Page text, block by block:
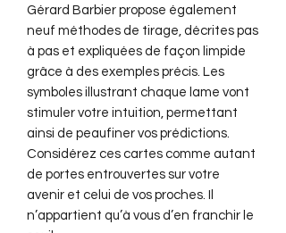
Gérard Barbier propose également
neuf méthodes de tirage, décrites pas
à pas et expliquées de façon limpide
grâce à des exemples précis. Les
symboles illustrant chaque lame vont
stimuler votre intuition, permettant
ainsi de peaufiner vos prédictions.
Considérez ces cartes comme autant
de portes entrouvertes sur votre
avenir et celui de vos proches. Il
n’appartient qu’à vous d’en franchir le